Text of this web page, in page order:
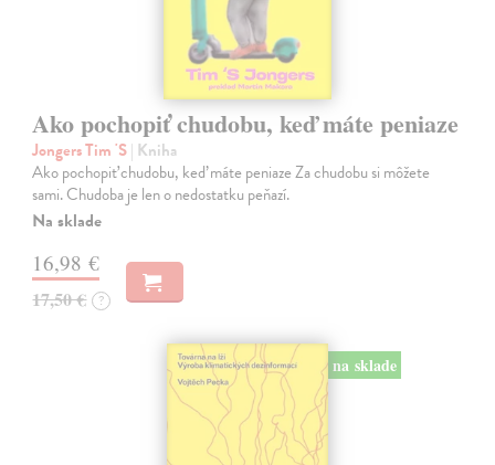
Ako pochopiť chudobu, keď máte peniaze
Jongers Tim 'S| Kniha
Ako pochopiť chudobu, keď máte peniaze Za chudobu si môžete
sami. Chudoba je len o nedostatku peňazí.
Na sklade
16,98 €
17,50 € ?
na sklade